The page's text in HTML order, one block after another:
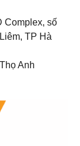
Complex, số
TP Hà
Anh